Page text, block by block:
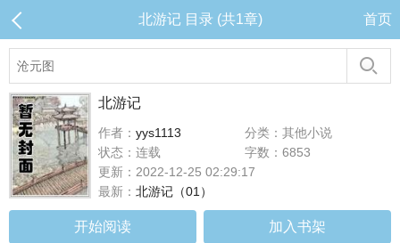
北游记 目录 (共1章) 首页
北游记
作者： yys1113
分类：其他小说
状态：连载
字数：6853
更新：2022-12-25 02:29:17
最新： 北游记（01）
开始阅读 加入书架